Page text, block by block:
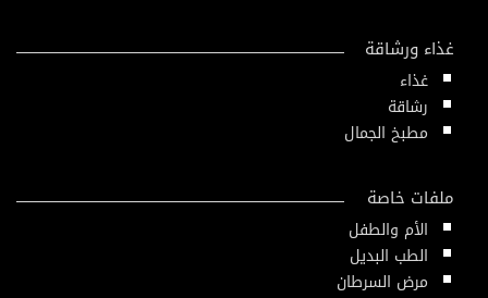
غذاء ورشاقة
غذاء
رشاقة
مطبخ الجمال
ملفات خاصة
الأم والطفل
الطب البديل
مرض السرطان